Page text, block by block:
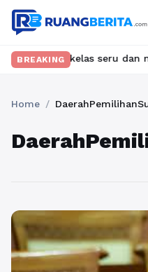
BREAKING
kelas seru dan materi
Home /